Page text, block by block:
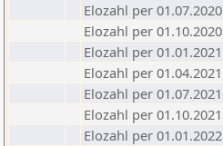
Elozahl per 01.07.2020
Elozahl per 01.10.2020
Elozahl per 01.01.2021
Elozahl per 01.04.2021
Elozahl per 01.07.2021
Elozahl per 01.10.2021
Elozahl per 01.01.2022